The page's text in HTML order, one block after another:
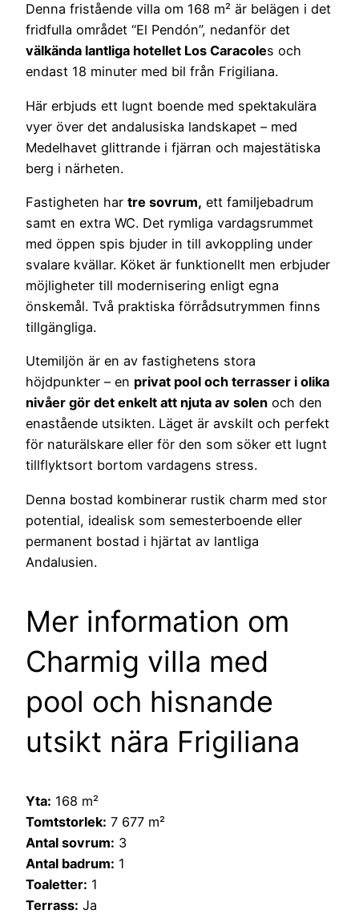
Denna fristående villa om 168 m² är belägen i det
fridfulla området “El Pendón”, nedanför det
välkända lantliga hotellet Los Caracoles och
endast 18 minuter med bil från Frigiliana.
Här erbjuds ett lugnt boende med spektakulära
vyer över det andalusiska landskapet – med
Medelhavet glittrande i fjärran och majestätiska
berg i närheten.
Fastigheten har tre sovrum, ett familjebadrum
samt en extra WC. Det rymliga vardagsrummet
med öppen spis bjuder in till avkoppling under
svalare kvällar. Köket är funktionellt men erbjuder
möjligheter till modernisering enligt egna
önskemål. Två praktiska förrådsutrymmen finns
tillgängliga.
Utemiljön är en av fastighetens stora
höjdpunkter – en privat pool och terrasser i olika
nivåer gör det enkelt att njuta av solen och den
enastående utsikten. Läget är avskilt och perfekt
för naturälskare eller för den som söker ett lugnt
tillflyktsort bortom vardagens stress.
Denna bostad kombinerar rustik charm med stor
potential, idealisk som semesterboende eller
permanent bostad i hjärtat av lantliga
Andalusien.
Mer information om
Charmig villa med
pool och hisnande
utsikt nära Frigiliana
Yta: 168 m²
Tomtstorlek: 7 677 m²
Antal sovrum: 3
Antal badrum: 1
Toaletter: 1
Terrass: Ja